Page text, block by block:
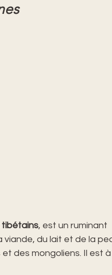
tibétains, est un ruminant
du lait et de la
des mongoliens. Il est à